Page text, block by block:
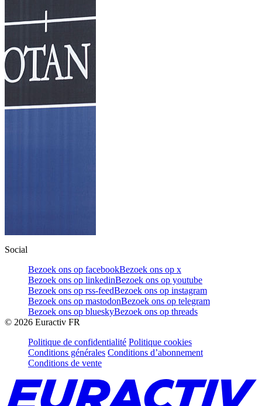
Social
Bezoek ons op facebookBezoek ons op x
Bezoek ons op linkedinBezoek ons op youtube
Bezoek ons op rss-feedBezoek ons op instagram
Bezoek ons op mastodonBezoek ons op telegram
Bezoek ons op blueskyBezoek ons op threads
© 2026 Euractiv FR
Politique de confidentialité Politique cookies
Conditions générales Conditions d’abonnement
Conditions de vente